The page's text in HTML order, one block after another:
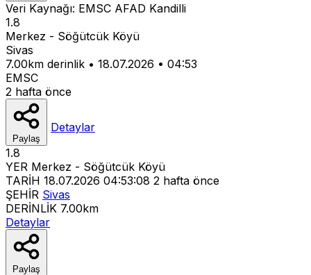
Veri Kaynağı: EMSC AFAD Kandilli
1.8
Merkez - Söğütcük Köyü
Sivas
7.00km derinlik • 18.07.2026 • 04:53
EMSC
2 hafta önce
Paylaş
Detaylar
1.8
YER Merkez - Söğütcük Köyü
TARİH 18.07.2026 04:53:08 2 hafta önce
ŞEHİR Sivas
DERİNLİK 7.00km
Detaylar
Paylaş